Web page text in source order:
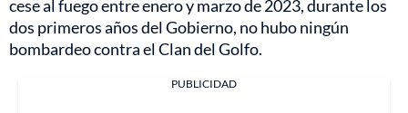
cese al fuego entre enero y marzo de 2023, durante los
dos primeros años del Gobierno, no hubo ningún
bombardeo contra el Clan del Golfo.
PUBLICIDAD